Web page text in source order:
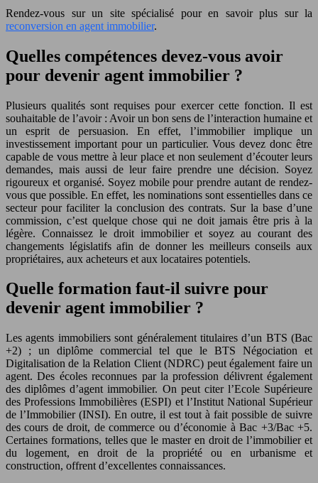
Rendez-vous sur un site spécialisé pour en savoir plus sur la
reconversion en agent immobilier.
Quelles compétences devez-vous avoir
pour devenir agent immobilier ?
Plusieurs qualités sont requises pour exercer cette fonction. Il est
souhaitable de l’avoir : Avoir un bon sens de l’interaction humaine et
un esprit de persuasion. En effet, l’immobilier implique un
investissement important pour un particulier. Vous devez donc être
capable de vous mettre à leur place et non seulement d’écouter leurs
demandes, mais aussi de leur faire prendre une décision. Soyez
rigoureux et organisé. Soyez mobile pour prendre autant de rendez-
vous que possible. En effet, les nominations sont essentielles dans ce
secteur pour faciliter la conclusion des contrats. Sur la base d’une
commission, c’est quelque chose qui ne doit jamais être pris à la
légère. Connaissez le droit immobilier et soyez au courant des
changements législatifs afin de donner les meilleurs conseils aux
propriétaires, aux acheteurs et aux locataires potentiels.
Quelle formation faut-il suivre pour
devenir agent immobilier ?
Les agents immobiliers sont généralement titulaires d’un BTS (Bac
+2) ; un diplôme commercial tel que le BTS Négociation et
Digitalisation de la Relation Client (NDRC) peut également faire un
agent. Des écoles reconnues par la profession délivrent également
des diplômes d’agent immobilier. On peut citer l’Ecole Supérieure
des Professions Immobilières (ESPI) et l’Institut National Supérieur
de l’Immobilier (INSI). En outre, il est tout à fait possible de suivre
des cours de droit, de commerce ou d’économie à Bac +3/Bac +5.
Certaines formations, telles que le master en droit de l’immobilier et
du logement, en droit de la propriété ou en urbanisme et
construction, offrent d’excellentes connaissances.